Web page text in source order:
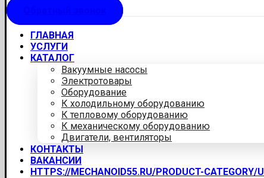
ГЛАВНАЯ
УСЛУГИ
КАТАЛОГ
Вакуумные насосы
Электротовары
Оборудование
К холодильному оборудованию
К тепловому оборудованию
К механическому оборудованию
Двигатели, вентиляторы
КОНТАКТЫ
ВАКАНСИИ
HTTPS://MECHANOID55.RU/PRODUCT-CATEGORY/